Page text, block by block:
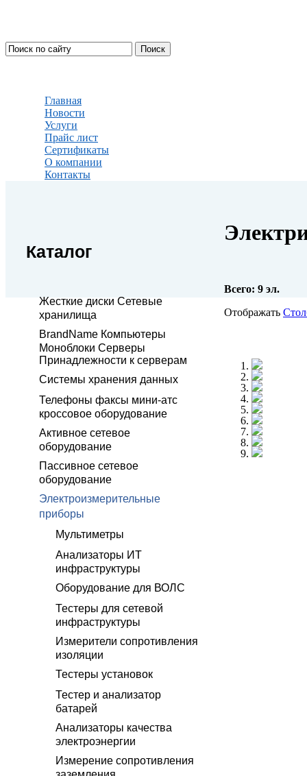
Главная
Новости
Услуги
Прайс лист
Сертификаты
О компании
Контакты
Каталог
Жесткие диски Сетевые
хранилища
BrandName Компьютеры
Моноблоки Серверы
Принадлежности к серверам
Системы хранения данных
Телефоны факсы мини-атс
кроссовое оборудование
Активное сетевое
оборудование
Пассивное сетевое
оборудование
Электроизмерительные
приборы
Мультиметры
Анализаторы ИТ
инфраструктуры
Оборудование для ВОЛС
Тестеры для сетевой
инфраструктуры
Измерители сопротивления
изоляции
Тестеры установок
Тестер и анализатор
батарей
Анализаторы качества
электроэнергии
Измерение сопротивления
Всего: 9 эл.
Отображать